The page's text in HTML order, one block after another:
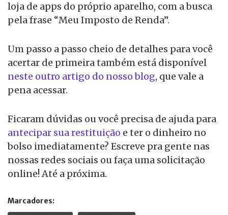
loja de apps do próprio aparelho, com a busca
pela frase “Meu Imposto de Renda”.
Um passo a passo cheio de detalhes para você
acertar de primeira também está disponível
neste outro artigo do nosso blog, que vale a
pena acessar.
Ficaram dúvidas ou você precisa de ajuda para
antecipar sua restituição e ter o dinheiro no
bolso imediatamente? Escreve pra gente nas
nossas redes sociais ou faça uma solicitação
online! Até a próxima.
Marcadores: